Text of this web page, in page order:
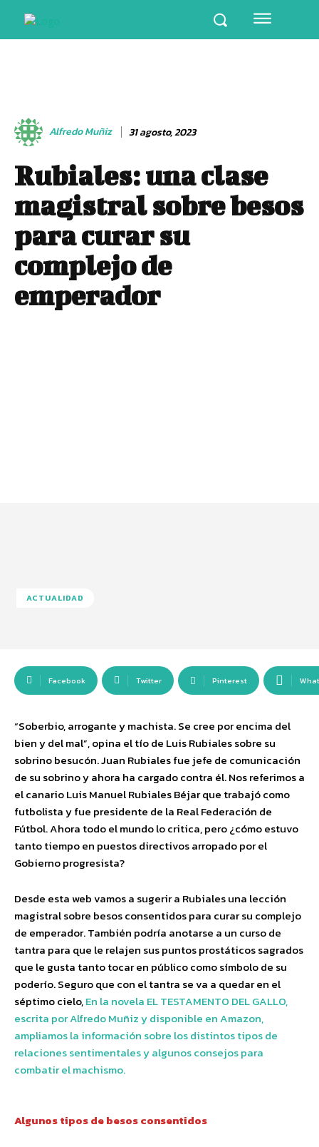
Alfredo Muñiz 31 agosto, 2023
Rubiales: una clase
magistral sobre besos
para curar su
complejo de
emperador
ACTUALIDAD
Facebook Twitter Pinterest
“Soberbio, arrogante y machista. Se cree por encima del
bien y del mal”, opina el tío de Luis Rubiales sobre su
sobrino besucón. Juan Rubiales fue jefe de comunicación
de su sobrino y ahora ha cargado contra él. Nos referimos a
el canario Luis Manuel Rubiales Béjar ​que trabajó como
futbolista y fue presidente de la Real Federación de
Fútbol. Ahora todo el mundo lo critica, pero ¿cómo estuvo
tanto tiempo en puestos directivos arropado por el
Gobierno progresista?
Desde esta web vamos a sugerir a Rubiales una lección
magistral sobre besos consentidos para curar su complejo
de emperador. También podría anotarse a un curso de
tantra para que le relajen sus puntos prostáticos sagrados
que le gusta tanto tocar en público como símbolo de su
poderío. Seguro que con el tantra se va a quedar en el
séptimo cielo,En la novela EL TESTAMENTO DEL GALLO,
escrita por Alfredo Muñiz y disponible en Amazon,
ampliamos la información sobre los distintos tipos de
relaciones sentimentales y algunos consejos para
combatir el machismo.
Algunos tipos de besos consentidos